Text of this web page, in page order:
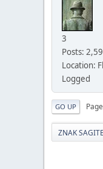
3
Posts:
Location:
Logged
GO UP
ZNAK